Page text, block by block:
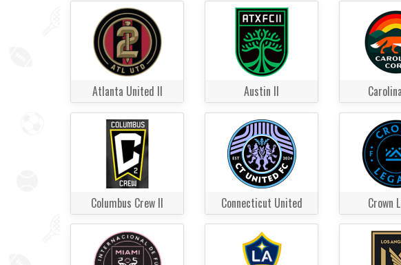
Atlanta United II Austin II
Columbus Crew II Connecticut United Crown